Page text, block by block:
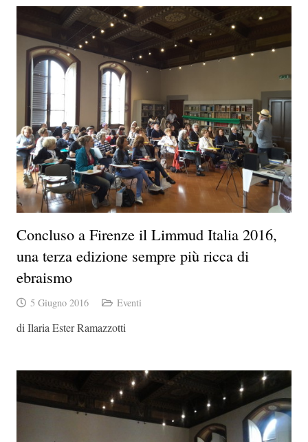
Concluso a Firenze il Limmud Italia 2016,
una terza edizione sempre più ricca di
ebraismo
5 Giugno 2016 Eventi
di Ilaria Ester Ramazzotti